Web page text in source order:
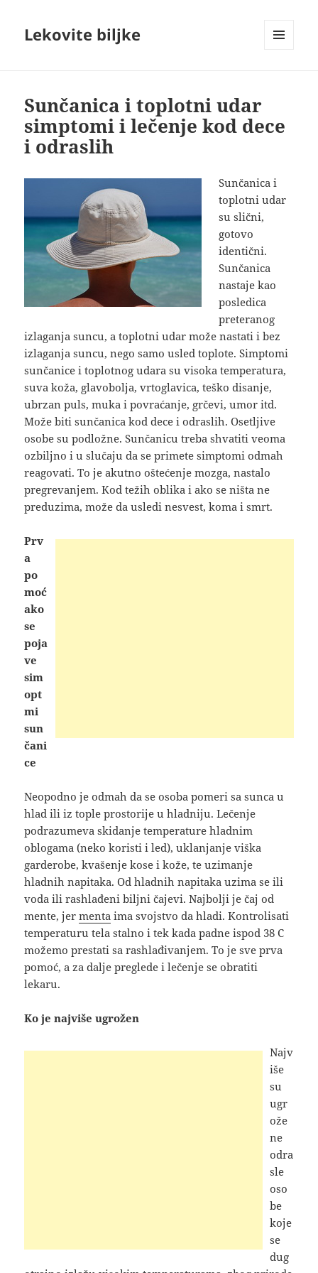
Lekovite biljke
Sunčanica i toplotni udar
simptomi i lečenje kod dece
i odraslih
Sunčanica i
toplotni udar
su slični,
gotovo
identični.
Sunčanica
nastaje kao
posledica
preteranog
izlaganja suncu, a toplotni udar može nastati i bez
izlaganja suncu, nego samo usled toplote. Simptomi
sunčanice i toplotnog udara su visoka temperatura,
suva koža, glavobolja, vrtoglavica, teško disanje,
ubrzan puls, muka i povraćanje, grčevi, umor itd.
Može biti sunčanica kod dece i odraslih. Osetljive
osobe su podložne. Sunčanicu treba shvatiti veoma
ozbiljno i u slučaju da se primete simptomi odmah
reagovati. To je akutno oštećenje mozga, nastalo
pregrevanjem. Kod težih oblika i ako se ništa ne
preduzima, može da usledi nesvest, koma i smrt.
Prv
a
po
moć
ako
se
poja
ve
sim
opt
mi
sun
čani
ce
Neopodno je odmah da se osoba pomeri sa sunca u
hlad ili iz tople prostorije u hladniju. Lečenje
podrazumeva skidanje temperature hladnim
oblogama (neko koristi i led), uklanjanje viška
garderobe, kvašenje kose i kože, te uzimanje
hladnih napitaka. Od hladnih napitaka uzima se ili
voda ili rashlađeni biljni čajevi. Najbolji je čaj od
mente, jermenta ima svojstvo da hladi. Kontrolisati
temperaturu tela stalno i tek kada padne ispod 38 C
možemo prestati sa rashlađivanjem. To je sve prva
pomoć, a za dalje preglede i lečenje se obratiti
lekaru.
Ko je najviše ugrožen
Najv
iše
su
ugr
ože
ne
odra
sle
oso
be
koje
se
dug